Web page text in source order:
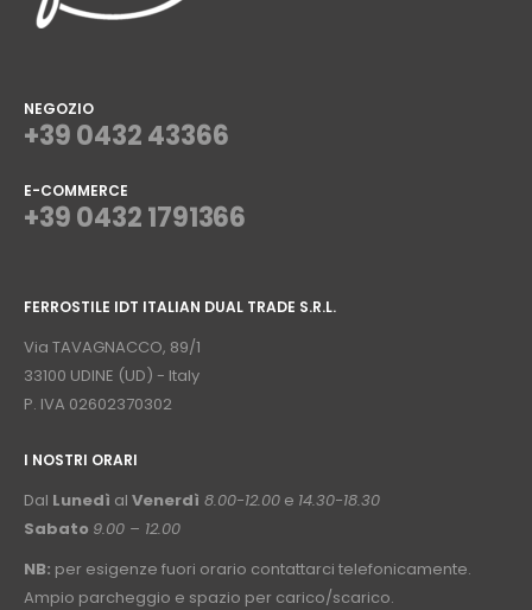
NEGOZIO
+39 0432 43366
E-COMMERCE
+39 0432 1791366
FERROSTILE IDT ITALIAN DUAL TRADE S.R.L.
Via TAVAGNACCO, 89/1
33100 UDINE (UD) - Italy
P. IVA 02602370302
I NOSTRI ORARI
Dal Lunedì al Venerdì 8.00-12.00 e 14.30-18.30
Sabato 9.00 – 12.00
NB: per esigenze fuori orario contattarci telefonicamente.
Ampio parcheggio e spazio per carico/scarico.